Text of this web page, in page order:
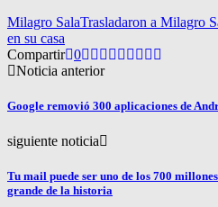
Milagro SalaTrasladaron a Milagro
en su casa
Compartir 0
Noticia anterior
Google removió 300 aplicaciones de
siguiente noticia
Tu mail puede ser uno de los 700
grande de la historia